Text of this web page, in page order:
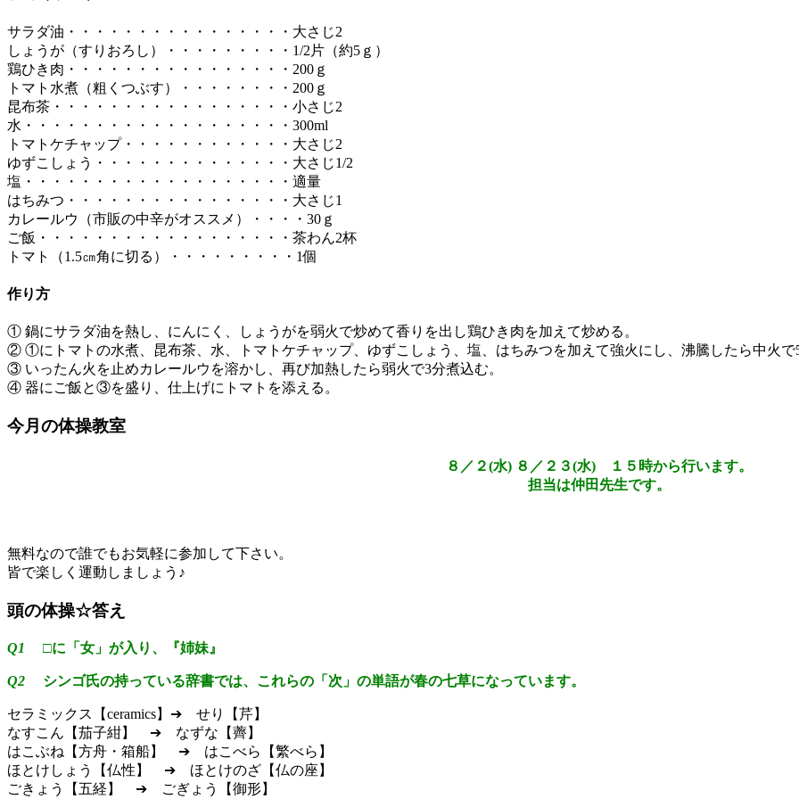
サラダ油・・・・・・・・・・・・・・・・大さじ2
しょうが（すりおろし）・・・・・・・・・1/2片（約5ｇ）
鶏ひき肉・・・・・・・・・・・・・・・・200ｇ
トマト水煮（粗くつぶす）・・・・・・・・200ｇ
昆布茶・・・・・・・・・・・・・・・・・小さじ2
水・・・・・・・・・・・・・・・・・・・300ml
トマトケチャップ・・・・・・・・・・・・大さじ2
ゆずこしょう・・・・・・・・・・・・・・大さじ1/2
塩・・・・・・・・・・・・・・・・・・・適量
はちみつ・・・・・・・・・・・・・・・・大さじ1
カレールウ（市販の中辛がオススメ）・・・・30ｇ
ご飯・・・・・・・・・・・・・・・・・・茶わん2杯
トマト（1.5㎝角に切る）・・・・・・・・・1個
作り方
① 鍋にサラダ油を熱し、にんにく、しょうがを弱火で炒めて香りを出し鶏ひき肉を加えて炒める。
② ①にトマトの水煮、昆布茶、水、トマトケチャップ、ゆずこしょう、塩、はちみつを加えて強火にし、沸騰したら中火で5
③ いったん火を止めカレールウを溶かし、再び加熱したら弱火で3分煮込む。
④ 器にご飯と③を盛り、仕上げにトマトを添える。
今月の体操教室
８／２(水) ８／２３(水) １５時から行います。
担当は仲田先生です。
無料なので誰でもお気軽に参加して下さい。
皆で楽しく運動しましょう♪
頭の体操☆答え
Q1 □に「女」が入り、『姉妹』
Q2 シンゴ氏の持っている辞書では、これらの「次」の単語が春の七草になっています。
セラミックス【ceramics】➔ せり【芹】
なすこん【茄子紺】 ➔ なずな【薺】
はこぶね【方舟・箱船】 ➔ はこべら【繁べら】
ほとけしょう【仏性】 ➔ ほとけのざ【仏の座】
ごきょう【五経】 ➔ ごぎょう【御形】